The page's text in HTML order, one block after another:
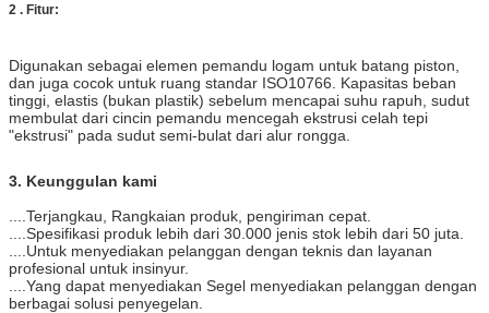
2 . Fitur:
Digunakan sebagai elemen pemandu logam untuk batang piston,
dan juga cocok untuk ruang standar ISO10766. Kapasitas beban
tinggi, elastis (bukan plastik) sebelum mencapai suhu rapuh, sudut
membulat dari cincin pemandu mencegah ekstrusi celah tepi
"ekstrusi" pada sudut semi-bulat dari alur rongga.
3. Keunggulan kami
....Terjangkau, Rangkaian produk, pengiriman cepat.
....Spesifikasi produk lebih dari 30.000 jenis stok lebih dari 50 juta.
....Untuk menyediakan pelanggan dengan teknis dan layanan
profesional untuk insinyur.
....Yang dapat menyediakan Segel menyediakan pelanggan dengan
berbagai solusi penyegelan.